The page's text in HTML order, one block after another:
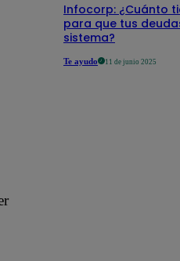
Infocorp: ¿Cuánto
para que tus
sistema?
Te ayudo 11 de junio 2025